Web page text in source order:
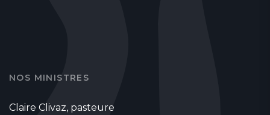
NOS MINISTRES
Claire Clivaz, pasteure